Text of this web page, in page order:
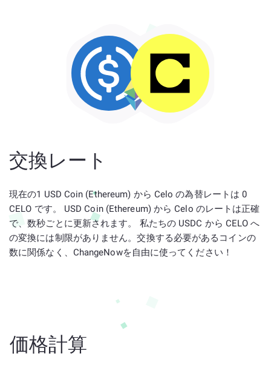
交換レート
現在の1 USD Coin (Ethereum) から Celo の為替レートは 0
CELO です。 USD Coin (Ethereum) から Celo のレートは正確
で、数秒ごとに更新されます。 私たちの USDC から CELO へ
の変換には制限がありません。交換する必要があるコインの
数に関係なく、ChangeNowを自由に使ってください！
価格計算